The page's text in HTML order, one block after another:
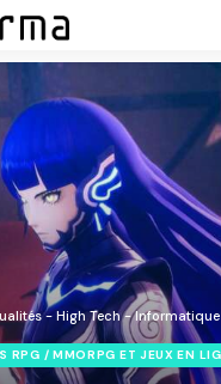
- High Tech -
RPG / MMORPG ET JEUX EN